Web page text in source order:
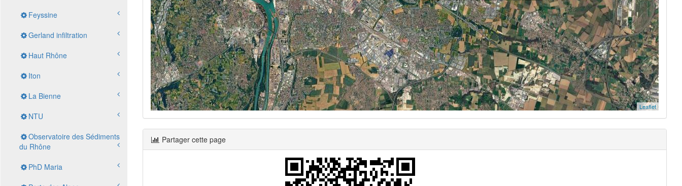
Feyssine
Gerland infiltration
Haut Rhône
Iton
La Bienne
NTU
Observatoire des Sédiments
du Rhône
PhD Maria
Leaflet
Partager cette page